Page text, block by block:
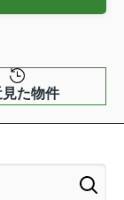
見た物件